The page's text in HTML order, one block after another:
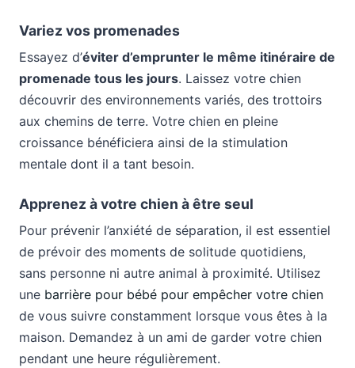
Variez vos promenades
Essayez d’éviter d’emprunter le même itinéraire de
promenade tous les jours. Laissez votre chien
découvrir des environnements variés, des trottoirs
aux chemins de terre. Votre chien en pleine
croissance bénéficiera ainsi de la stimulation
mentale dont il a tant besoin.
Apprenez à votre chien à être seul
Pour prévenir l’anxiété de séparation, il est essentiel
de prévoir des moments de solitude quotidiens,
sans personne ni autre animal à proximité. Utilisez
une barrière pour bébé pour empêcher votre chien
de vous suivre constamment lorsque vous êtes à la
maison. Demandez à un ami de garder votre chien
pendant une heure régulièrement.